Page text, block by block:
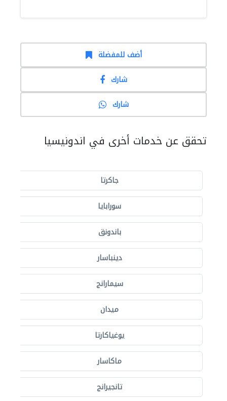
أضف للمفضلة
شارك
شارك
تحقق عن خدمات أخرى في اندونيسيا
جاكرتا
سورابايا
باندونق
دينباسار
سيمارانج
ميدان
يوغياكارتا
ماكاسار
تانجيرانج